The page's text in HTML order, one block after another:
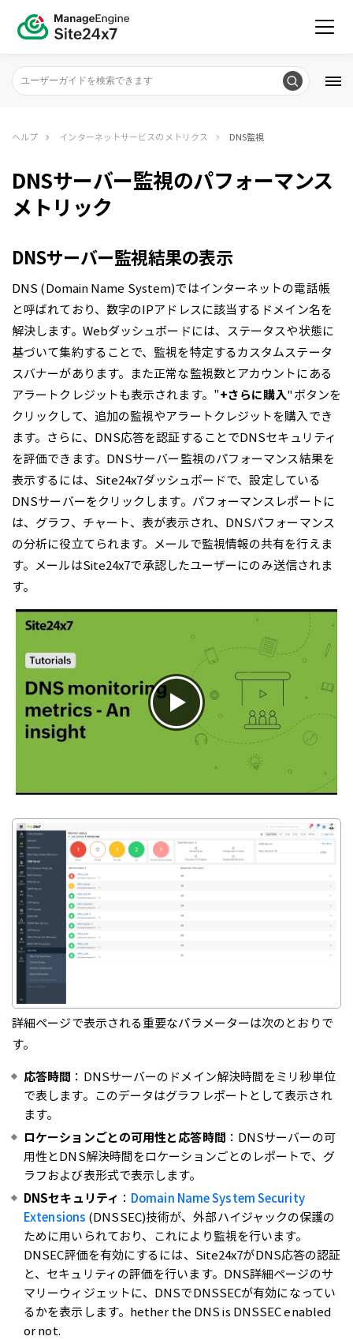
ヘルプ インターネットサービスのメトリクス DNS監視
DNSサーバー監視のパフォーマンス
メトリック
DNSサーバー監視結果の表示
DNS (Domain Name System)ではインターネットの電話帳
と呼ばれており、数字のIPアドレスに該当するドメイン名を
解決します。Webダッシュボードには、ステータスや状態に
基づいて集約することで、監視を特定するカスタムステータ
スバナーがあります。また正常な監視数とアカウントにある
アラートクレジットも表示されます。"+さらに購入"ボタンを
クリックして、追加の監視やアラートクレジットを購入でき
ます。さらに、DNS応答を認証することでDNSセキュリティ
を評価できます。DNSサーバー監視のパフォーマンス結果を
表示するには、Site24x7ダッシュボードで、設定している
DNSサーバーをクリックします。パフォーマンスレポートに
は、グラフ、チャート、表が表示され、DNSパフォーマンス
の分析に役立てられます。メールで監視情報の共有を行えま
す。メールはSite24x7で承認したユーザーにのみ送信されま
す。
詳細ページで表示される重要なパラメーターは次のとおりで
す。
応答時間 ：DNSサーバーのドメイン解決時間をミリ秒単位
で表します。このデータはグラフレポートとして表示され
ます。
ロケーションごとの可用性と応答時間 ：DNSサーバーの可
用性とDNS解決時間をロケーションごとのレポートで、グ
ラフおよび表形式で表示します。
DNSセキュリティ ： Domain Name System Security
Extensions (DNSSEC)技術が、外部ハイジャックの保護の
ために用いられており、これにより監視を行います。
DNSEC評価を有効にするには、Site24x7がDNS応答の認証
と、セキュリティの評価を行います。DNS詳細ページのサ
マリーウィジェットに、DNSでDNSSECが有効になってい
るかを表示します。hether the DNS is DNSSEC enabled
or not.